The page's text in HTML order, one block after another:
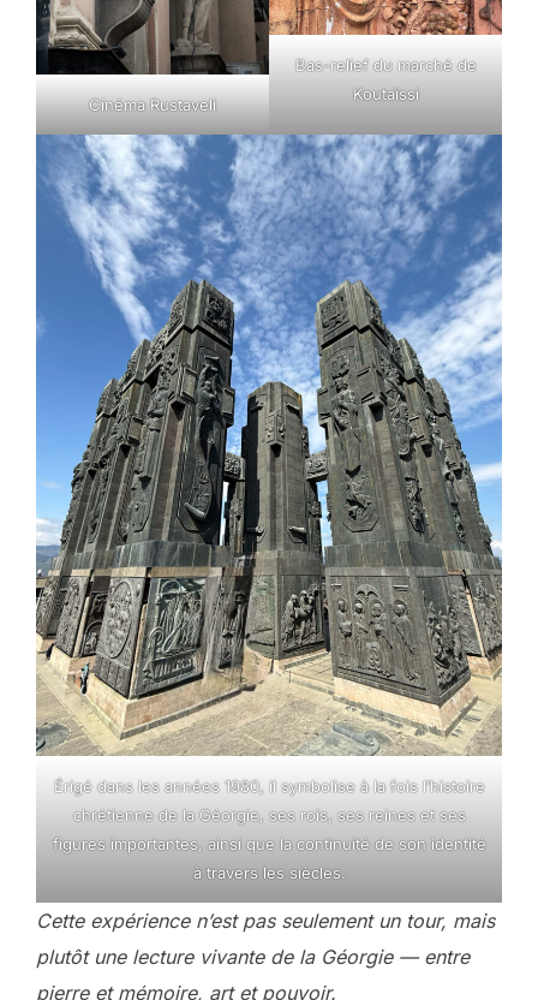
Cinéma Rustaveli
Bas-relief du marché de
Koutaïssi
Érigé dans les années 1980, il symbolise à la fois l’histoire
chrétienne de la Géorgie, ses rois, ses reines et ses
figures importantes, ainsi que la continuité de son identité
à travers les siècles.
Cette expérience n’est pas seulement un tour, mais
plutôt une lecture vivante de la Géorgie — entre
pierre et mémoire, art et pouvoir.